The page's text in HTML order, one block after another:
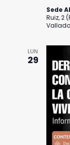
Sede
Ruiz, 2
LUN
29